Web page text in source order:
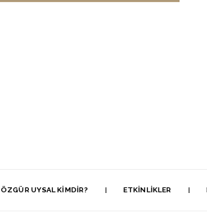
ÖZGÜR UYSAL KIMDIR? ETKINLIKLER